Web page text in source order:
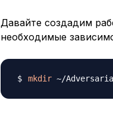
Давайте создадим
необходимые
mkdir